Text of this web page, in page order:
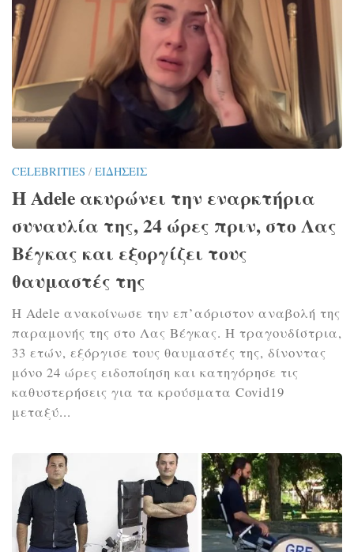
CELEBRITIES / ΕΙΔΉΣΕΙΣ
Η Adele ακυρώνει την εναρκτήρια
συναυλία της, 24 ώρες πριν, στο Λας
Βέγκας και εξοργίζει τους
θαυμαστές της
Η Adele ανακοίνωσε την επ’αόριστον αναβολή της
παραμονής της στο Λας Βέγκας. Η τραγουδίστρια,
33 ετών, εξόργισε τους θαυμαστές της, δίνοντας
μόνο 24 ώρες ειδοποίηση και κατηγόρησε τις
καθυστερήσεις για τα κρούσματα Covid19
μεταξύ...